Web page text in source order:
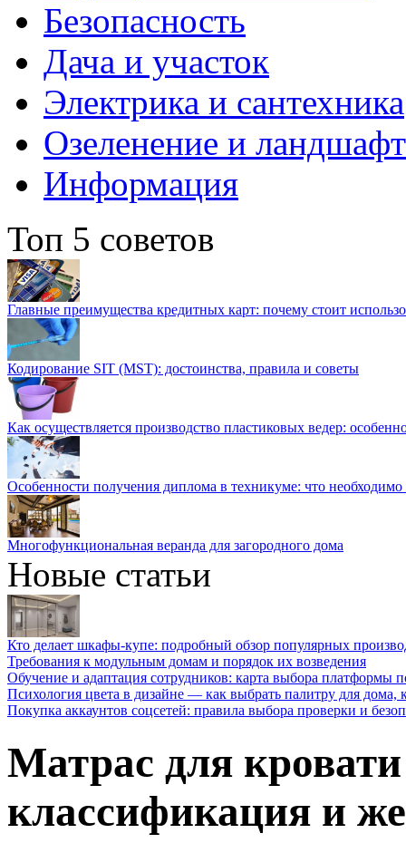
Безопасность
Дача и участок
Электрика и сантехника
Озеленение и
Информация
Топ 5 советов
Главные преимущества кредитных карт: почему стоит
Кодирование SIT (MST): достоинства, правила и советы
Как осуществляется производство пластиковых ведер:
Особенности получения диплома в техникуме: что необходимо
Многофункциональная веранда для загородного дома
Новые статьи
Кто делает шкафы-купе: подробный обзор популярных
Требования к модульным домам и порядок их возведения
Обучение и адаптация сотрудников: карта выбора платформы
Психология цвета в дизайне — как выбрать палитру для дома,
Покупка аккаунтов соцсетей: правила выбора проверки и
Матрас для
классификация и